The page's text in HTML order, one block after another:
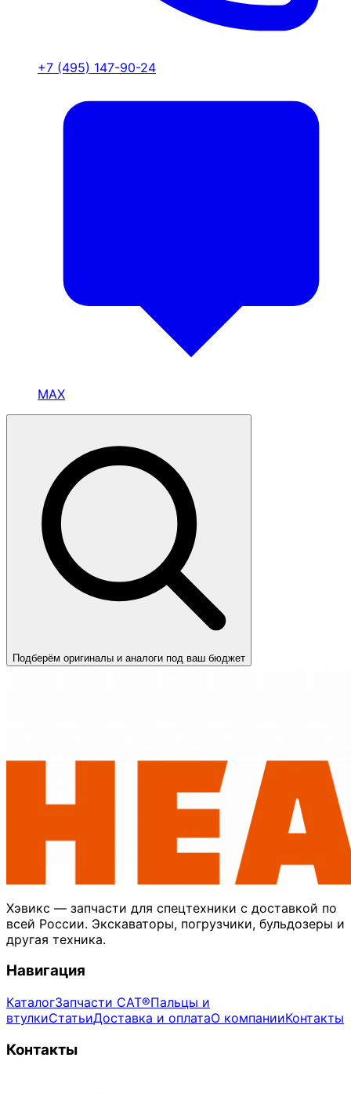
+7 (495) 147-90-24
MAX
Подберём оригиналы и аналоги под ваш бюджет
Хэвикс — запчасти для спецтехники с доставкой по
всей России. Экскаваторы, погрузчики, бульдозеры и
другая техника.
Навигация
КаталогЗапчасти CAT®Пальцы и
втулкиСтатьиДоставка и оплатаО компанииКонтакты
Контакты